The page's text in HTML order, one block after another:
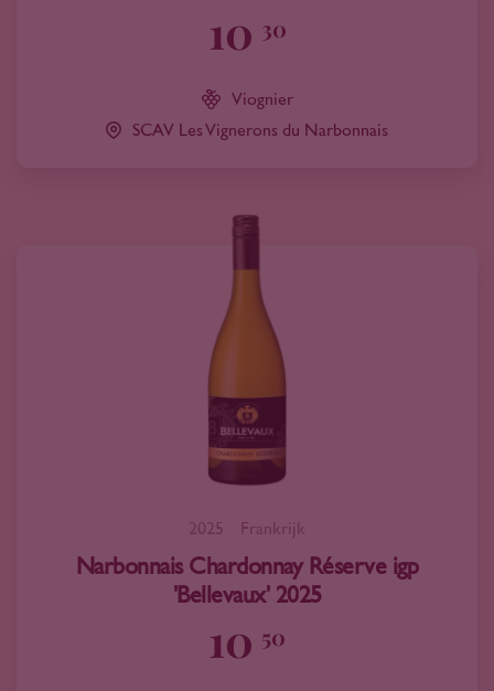
10 30
Viognier
SCAV Les Vignerons du Narbonnais
2025 Frankrijk
Narbonnais Chardonnay Réserve igp
'Bellevaux' 2025
10 50